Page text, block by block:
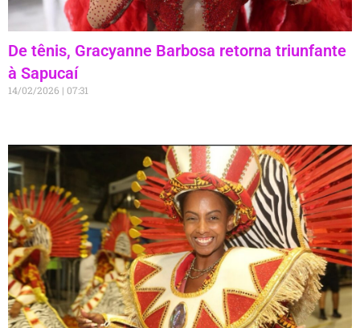
De tênis, Gracyanne Barbosa retorna triunfante
à Sapucaí
14/02/2026 07:31